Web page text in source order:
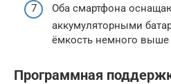
Оба смартфона
аккумуляторными
ёмкость немного выше
Программная